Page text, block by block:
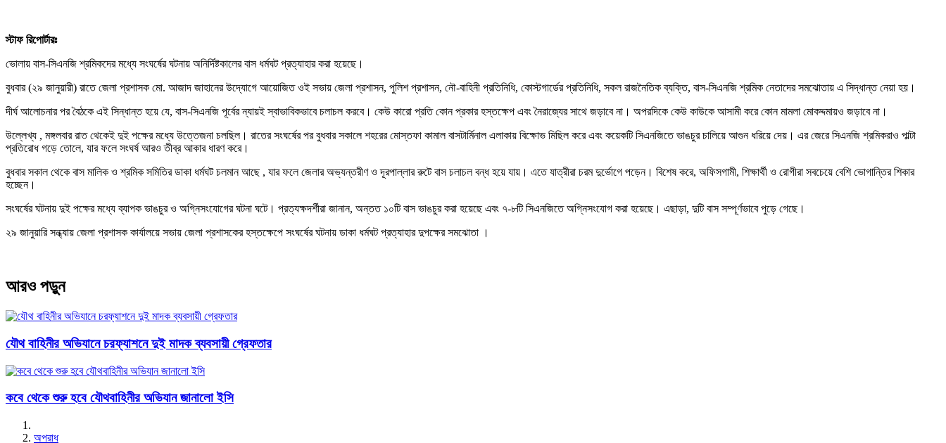
স্টাফ রিপোর্টারঃ
ভোলায় বাস-সিএনজি শ্রমিকদের মধ্যে সংঘর্ষের ঘটনায় অনির্দিষ্টকালের বাস ধর্মঘট প্রত্যাহার করা হয়েছে।
বুধবার (২৯ জানুয়ারী) রাতে জেলা প্রশাসক মো. আজাদ জাহানের উদ্যোগে আয়োজিত ওই সভায় জেলা প্রশাসন, পুলিশ প্রশাসন, নৌ-বাহিনী প্রতিনিধি, কোস্টগার্ডের প্রতিনিধি, সকল রাজনৈতিক ব্যক্তি, বাস-সিএনজি শ্রমিক নেতাদের সমঝোতায় এ সিদ্ধান্ত নেয়া হয়।
দীর্ঘ আলোচনার পর বৈঠকে এই সিন্ধান্ত হয়ে যে, বাস-সিএনজি পূর্বের ন্যায়ই স্বাভাবিকভাবে চলাচল করবে। কেউ কারো প্রতি কোন প্রকার হস্তক্ষেপ এবং নৈরাজ্যের সাথে জড়াবে না। অপরদিকে কেউ কাউকে আসামী করে কোন মামলা মোকদ্দমায়ও জড়াবে না।
উল্লেখ্য , মঙ্গলবার রাত থেকেই দুই পক্ষের মধ্যে উত্তেজনা চলছিল। রাতের সংঘর্ষের পর বুধবার সকালে শহরের মোস্তফা কামাল বাসটার্মিনাল এলাকায় বিক্ষোভ মিছিল করে এবং কয়েকটি সিএনজিতে ভাঙচুর চালিয়ে আগুন ধরিয়ে দেয়। এর জেরে সিএনজি শ্রমিকরাও পাল্টা
প্রতিরোধ গড়ে তোলে, যার ফলে সংঘর্ষ আরও তীব্র আকার ধারণ করে।
বুধবার সকাল থেকে বাস মালিক ও শ্রমিক সমিতির ডাকা ধর্মঘট চলমান আছে , যার ফলে জেলার অভ্যন্তরীণ ও দূরপাল্লার রুটে বাস চলাচল বন্ধ হয়ে যায়। এতে যাত্রীরা চরম দুর্ভোগে পড়েন। বিশেষ করে, অফিসগামী, শিক্ষার্থী ও রোগীরা সবচেয়ে বেশি ভোগান্তির শিকার
হচ্ছেন।
সংঘর্ষের ঘটনায় দুই পক্ষের মধ্যে ব্যাপক ভাঙচুর ও অগ্নিসংযোগের ঘটনা ঘটে। প্রত্যক্ষদর্শীরা জানান, অন্তত ১০টি বাস ভাঙচুর করা হয়েছে এবং ৭-৮টি সিএনজিতে অগ্নিসংযোগ করা হয়েছে। এছাড়া, দুটি বাস সম্পূর্ণভাবে পুড়ে গেছে।
২৯ জানুয়ারি সন্ধ্যায় জেলা প্রশাসক কার্যালয়ে সভায় জেলা প্রশাসকের হস্তক্ষেপে সংঘর্ষের ঘটনায় ডাকা ধর্মঘট প্রত্যাহার দুপক্ষের সমঝোতা ।
আরও পড়ুন
যৌথ বাহিনীর অভিযানে চরফ্যাশনে দুই মাদক ব্যবসায়ী গ্রেফতার
কবে থেকে শুরু হবে যৌথবাহিনীর অভিযান জানালো ইসি
অপরাধ